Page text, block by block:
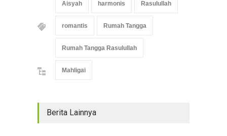
Aisyah harmonis Rasulullah
romantis Rumah Tangga
Rumah Tangga Rasulullah
Mahligai
Berita Lainnya